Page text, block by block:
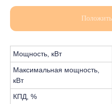
Мощность, кВт
Максимальная мощность,
кВт
КПД, %